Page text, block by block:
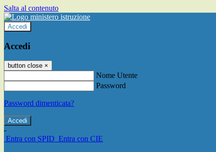
Salta al contenuto
Accedi
Accedi
button close ×
Nome Utente
Password
Password dimenticata?
-
Entra con SPID Entra con CIE